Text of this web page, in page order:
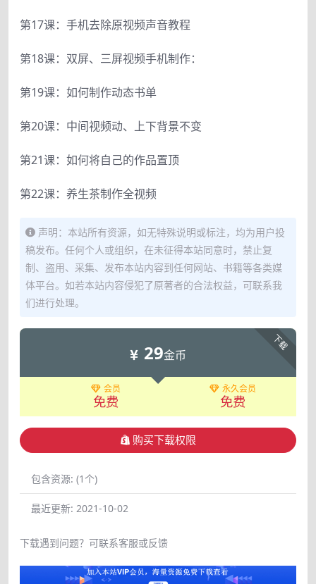
第17课：手机去除原视频声音教程
第18课：双屏、三屏视频手机制作：
第19课：如何制作动态书单
第20课：中间视频动、上下背景不变
第21课：如何将自己的作品置顶
第22课：养生茶制作全视频
声明：本站所有资源，如无特殊说明或标注，均为用户投
稿发布。任何个人或组织，在未征得本站同意时，禁止复
制、盗用、采集、发布本站内容到任何网站、书籍等各类媒
体平台。如若本站内容侵犯了原著者的合法权益，可联系我
们进行处理。
下载
29金币
会员
免费
永久会员
免费
购买下载权限
包含资源: (1个)
最近更新: 2021-10-02
下载遇到问题？可联系客服或反馈